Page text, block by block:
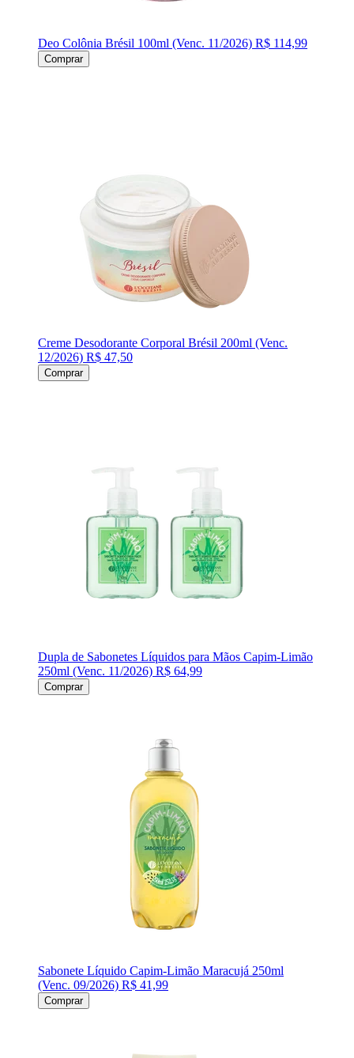
Deo Colônia Brésil 100ml (Venc. 11/2026) R$ 114,99
Comprar
Creme Desodorante Corporal Brésil 200ml (Venc.
12/2026) R$ 47,50
Comprar
Dupla de Sabonetes Líquidos para Mãos Capim-Limão
250ml (Venc. 11/2026) R$ 64,99
Comprar
Sabonete Líquido Capim-Limão Maracujá 250ml
(Venc. 09/2026) R$ 41,99
Comprar